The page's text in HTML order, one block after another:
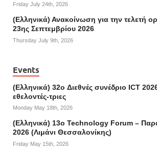
Friday July 24th, 2026
(Ελληνικά) Ανακοίνωση για την τελετή
23ης Σεπτεμβρίου 2026
Thursday July 9th, 2026
Events
(Ελληνικά) 32o Διεθνές συνέδριο ICT
εθελοντές-τριες
Monday May 18th, 2026
(Ελληνικά) 13ο Technology Forum –
2026 (Λιμάνι Θεσσαλονίκης)
Friday May 15th, 2026